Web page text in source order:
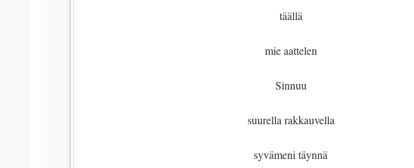
täällä
mie aattelen
Sinnuu
suurella rakkauvella
syvämeni täynnä